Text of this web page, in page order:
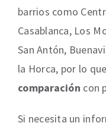
barrios como
Casablanca, Los
San Antón,
la Horca, por lo
comparación con
Si necesita un